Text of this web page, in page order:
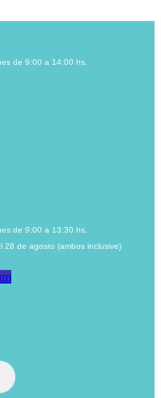
de 9:00 a 14:00 hs.
de 9:00 a 13:30 hs.
28 de agosto (ambos inclusive)